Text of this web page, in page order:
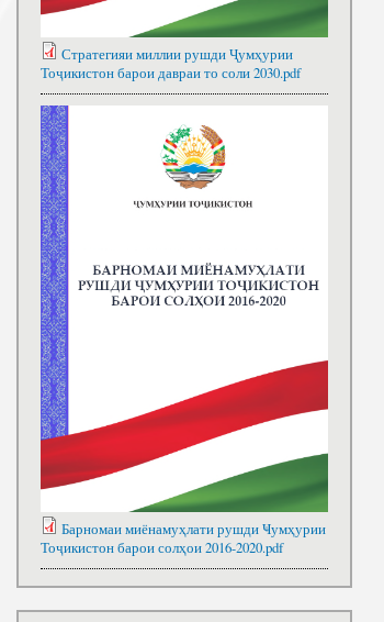
Стратегияи миллии рушди Ҷумҳурии
Тоҷикистон барои давраи то соли 2030.pdf
Барномаи миёнамуҳлати рушди Ҹумҳурии
Тоҷикистон барои солҳои 2016-2020.pdf